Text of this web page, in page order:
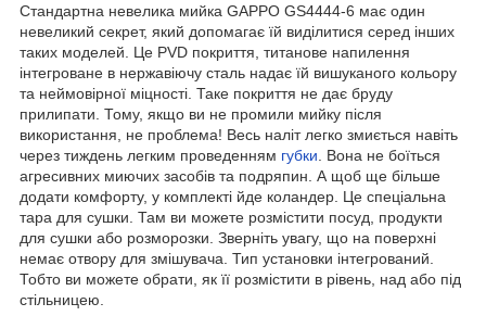
Стандартна невелика мийка GAPPO GS4444-6 має один
невеликий секрет, який допомагає їй виділитися серед інших
таких моделей. Це PVD покриття, титанове напилення
інтегроване в нержавіючу сталь надає їй вишуканого кольору
та неймовірної міцності. Таке покриття не дає бруду
прилипати. Тому, якщо ви не промили мийку після
використання, не проблема! Весь наліт легко змиється навіть
через тиждень легким проведенням губки . Вона не боїться
агресивних миючих засобів та подряпин. А щоб ще більше
додати комфорту, у комплекті йде коландер. Це спеціальна
тара для сушки. Там ви можете розмістити посуд, продукти
для сушки або розморозки. Зверніть увагу, що на поверхні
немає отвору для змішувача. Тип установки інтегрований.
Тобто ви можете обрати, як її розмістити в рівень, над або під
стільницею.